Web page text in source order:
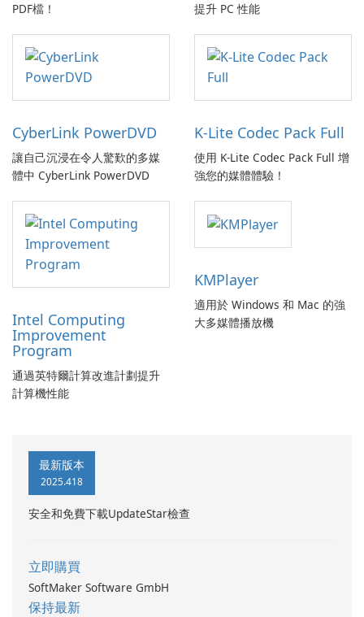
PDF檔！
提升 PC 性能
CyberLink PowerDVD
讓自己沉浸在令人驚歎的多媒
體中 CyberLink PowerDVD
K-Lite Codec Pack Full
使用 K-Lite Codec Pack Full 增
強您的媒體體驗！
Intel Computing
Improvement
Program
通過英特爾計算改進計劃提升
計算機性能
KMPlayer
適用於 Windows 和 Mac 的強
大多媒體播放機
最新版本
2025.418
安全和免費下載UpdateStar檢查
立即購買
SoftMaker Software GmbH
保持最新